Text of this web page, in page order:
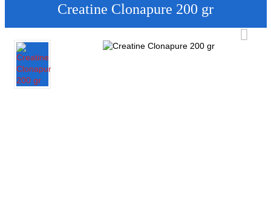
Creatine Clonapure 200 gr